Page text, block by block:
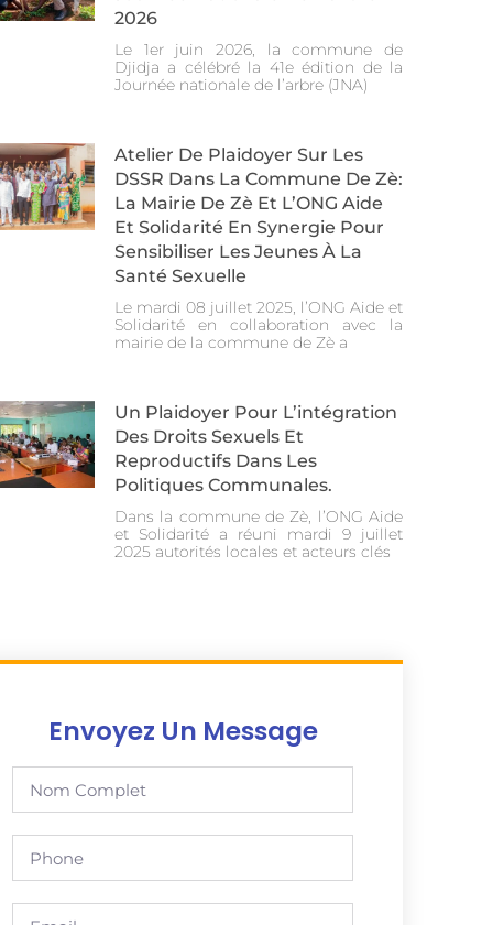
2026
Le 1er juin 2026, la commune de
Djidja a célébré la 41e édition de la
Journée nationale de l’arbre (JNA)
Atelier De Plaidoyer Sur Les
DSSR Dans La Commune De Zè:
La Mairie De Zè Et L’ONG Aide
Et Solidarité En Synergie Pour
Sensibiliser Les Jeunes À La
Santé Sexuelle
Le mardi 08 juillet 2025, l’ONG Aide et
Solidarité en collaboration avec la
mairie de la commune de Zè a
Un Plaidoyer Pour L’intégration
Des Droits Sexuels Et
Reproductifs Dans Les
Politiques Communales.
Dans la commune de Zè, l’ONG Aide
et Solidarité a réuni mardi 9 juillet
2025 autorités locales et acteurs clés
Envoyez Un Message